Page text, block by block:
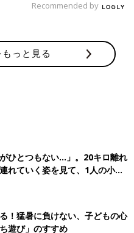
むママやパパもいます。スマ
につき合っていけばいいでし
ないで」というつもりはあり
の体験の代わりにはならな
おいてください。
たことがある子に、「ゾウさ
で、風がビュンってきたよ
中のゾウの動画を見せるのは
Recommended by
っと見る
ひとつもない…」。20キロ離れ
れていく姿を見て、1人の小児
！猛暑に負けない、子どもの心
遊び」のすすめ